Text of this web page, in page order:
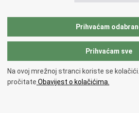
Pravobraniteljica za ravnopravnost
Povjerenik za informiranje
Copyright © 2026 Ministarstvo turizma i sporta
korištenja.Izjava o pristupačnosti.
Prihvaćam
Prihvaćam sve
Na ovoj mrežnoj stranci koriste se
pročitate Obavijest o kolačićima.